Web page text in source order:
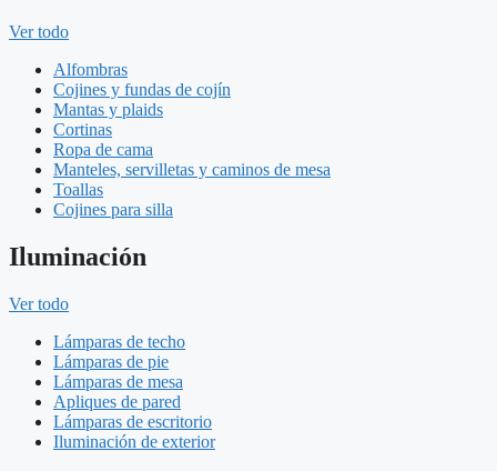
Ver todo
Alfombras
Cojines y fundas de cojín
Mantas y plaids
Cortinas
Ropa de cama
Manteles, servilletas y caminos de mesa
Toallas
Cojines para silla
Iluminación
Ver todo
Lámparas de techo
Lámparas de pie
Lámparas de mesa
Apliques de pared
Lámparas de escritorio
Iluminación de exterior